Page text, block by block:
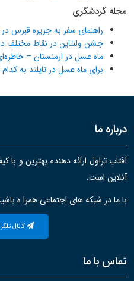
مجله گردشگری
راهنمای سفر به جزیره قبرس در
جشن ولنتاین در نقاط مختلف
ماه عسل در ارمنستان –
برای ماه عسل در تایلند به
درباره ما
آفتاب تراول ارائه دهنده بهترین و
آنلاین است.
با ما در شبکه های اجتماعی همرا ه
کانال
تماس با ما